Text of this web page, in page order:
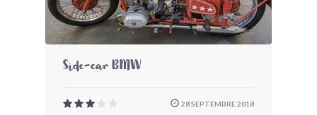
Side-car BMW
28 SEPTEMBRE 2018